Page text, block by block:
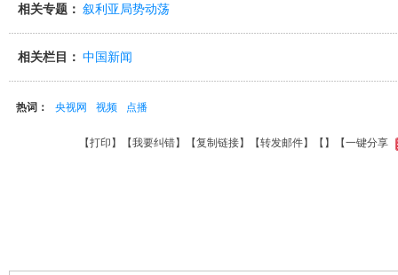
相关专题： 叙利亚局势动荡
相关栏目： 中国新闻
热词： 央视网 视频 点播
【打印 】【我要纠错】【复制链接】【转发邮件】【 】 【一键分享